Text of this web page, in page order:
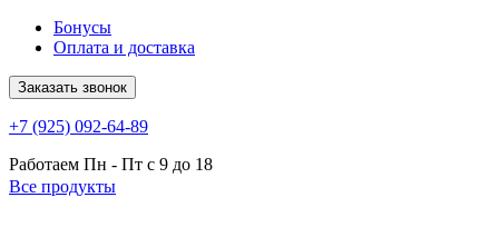
Бонусы
Оплата и доставка
Заказать звонок
+7 (925) 092-64-89
Работаем Пн - Пт с 9 до 18
Все продукты